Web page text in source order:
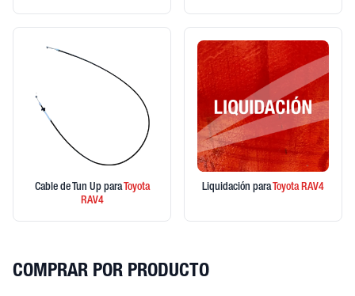
Cable de Tun Up para Toyota
RAV4
Liquidación para ToyotaRAV4
COMPRAR POR PRODUCTO